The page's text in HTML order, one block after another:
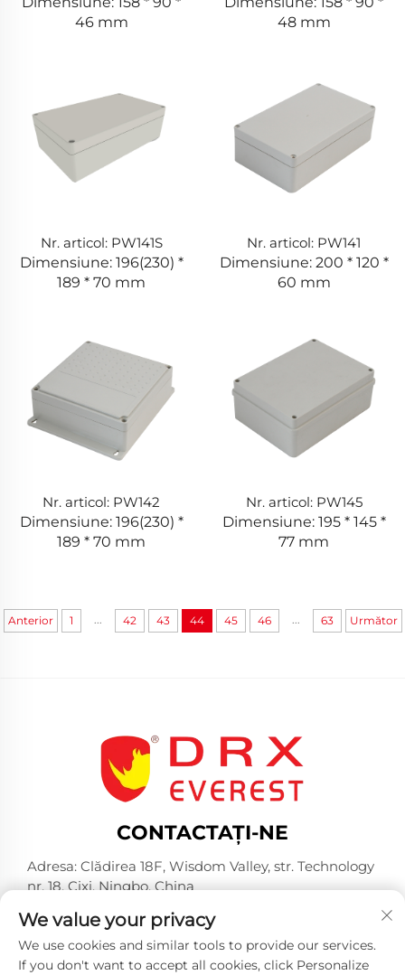
46 mm
48 mm
Nr. articol: PW141S
Dimensiune: 196(230) *
189 * 70 mm
Nr. articol: PW141
Dimensiune: 200 * 120 *
60 mm
Nr. articol: PW142
Dimensiune: 196(230) *
189 * 70 mm
Nr. articol: PW145
Dimensiune: 195 * 145 *
77 mm
Anterior 1 ... 42 43 44 45 46 ... 63 Următor
CONTACTAȚI-NE
Adresa: Clădirea 18F, Wisdom Valley, str. Technology
nr. 18, Cixi, Ningbo, China
Tel: +86-574-23660321
E-mail:[email protected]
We value your privacy
We use cookies and similar tools to provide our services.
If you don't want to accept all cookies, click Personalize